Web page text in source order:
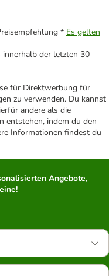
* Es gelten
der letzten 30
für Direktwerbung für
zu verwenden. Du kannst
andere als die
entstehen, indem du den
Informationen findest du
Angebote,